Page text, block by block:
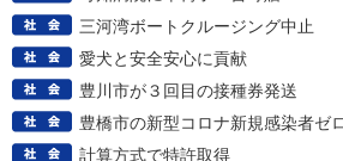
三河湾ボートクルージング中止
愛犬と安全安心に貢献
豊川市が３回目の接種券発送
豊橋市の新型コロナ新規感染者ゼ
計算方式で特許取得